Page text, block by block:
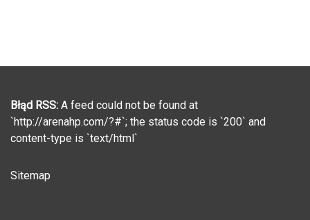
Błąd RSS: A feed could not be found at
`http://arenahp.com/?#`; the status code is `200` and
content-type is `text/html`
Sitemap